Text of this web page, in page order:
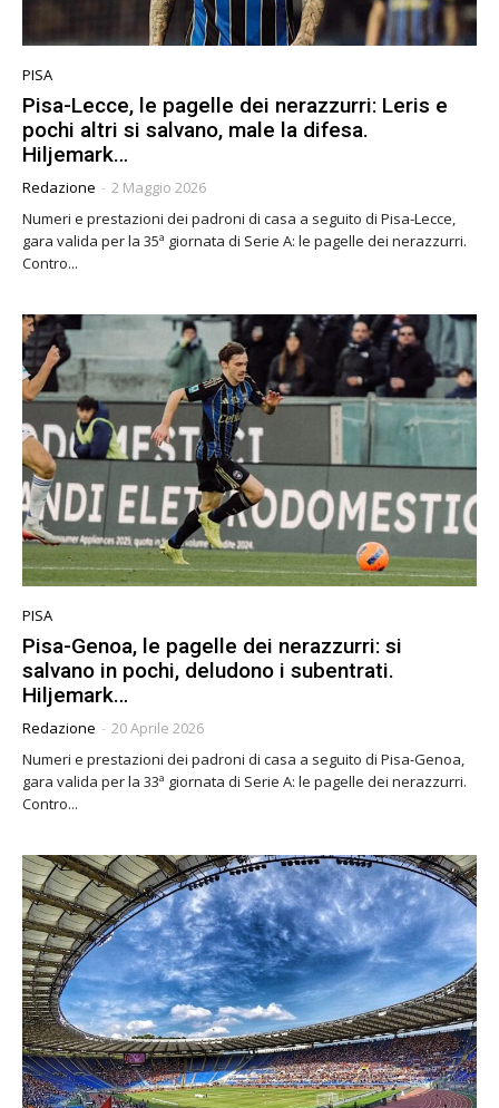
PISA
Pisa-Lecce, le pagelle dei nerazzurri: Leris e
pochi altri si salvano, male la difesa.
Hiljemark…
Redazione - 2 Maggio 2026
Numeri e prestazioni dei padroni di casa a seguito di Pisa-Lecce,
gara valida per la 35ª giornata di Serie A: le pagelle dei nerazzurri.
Contro...
PISA
Pisa-Genoa, le pagelle dei nerazzurri: si
salvano in pochi, deludono i subentrati.
Hiljemark…
Redazione - 20 Aprile 2026
Numeri e prestazioni dei padroni di casa a seguito di Pisa-Genoa,
gara valida per la 33ª giornata di Serie A: le pagelle dei nerazzurri.
Contro...